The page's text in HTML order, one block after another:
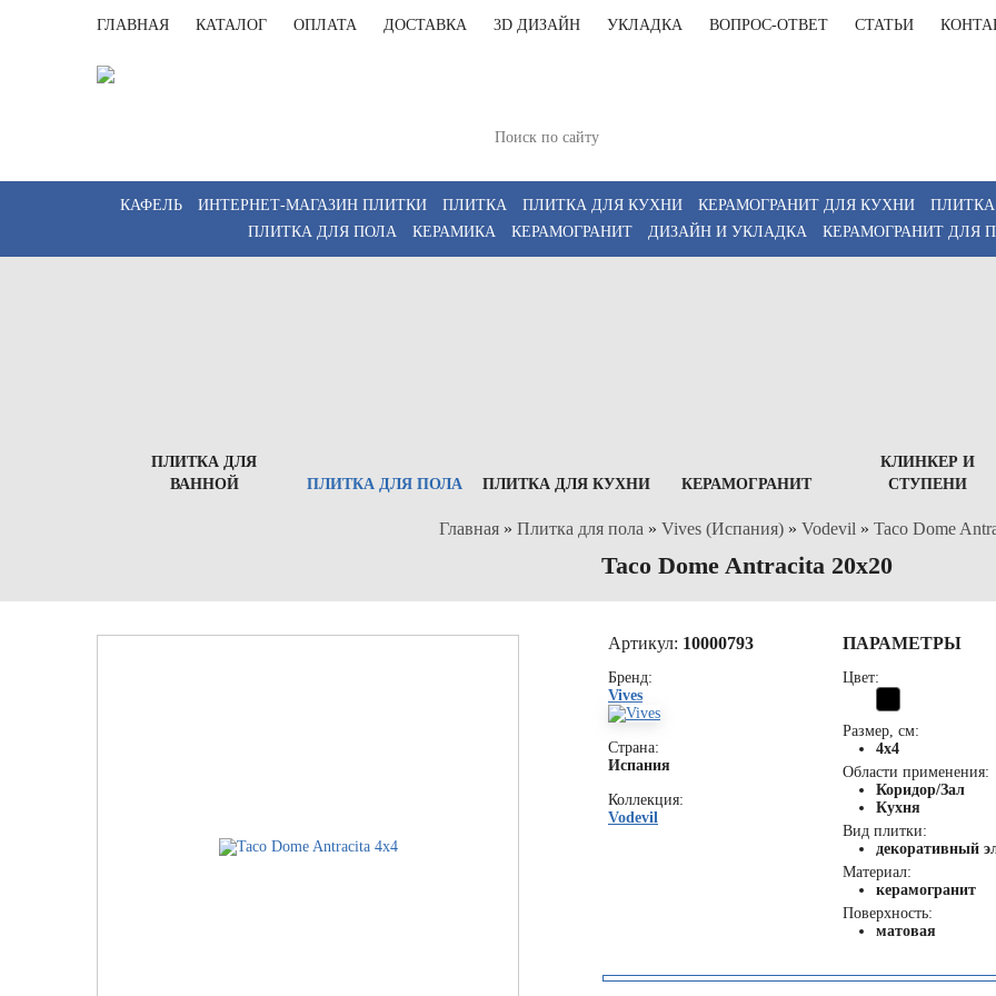
ГЛАВНАЯ КАТАЛОГ ОПЛАТА ДОСТАВКА 3D ДИЗАЙН УКЛАДКА ВОПРОС-ОТВЕТ СТАТЬИ
КАФЕЛЬ ИНТЕРНЕТ-МАГАЗИН ПЛИТКИ ПЛИТКА ПЛИТКА ДЛЯ КУХНИ КЕРАМОГРАНИТ ДЛЯ КУХНИ
ПЛИТКА ДЛЯ ПОЛА
КЕРАМИКА КЕРАМОГРАНИТ ДИЗАЙН И УКЛАДКА КЕРАМОГРАНИТ ДЛЯ
ПЛИТКА ДЛЯ
ВАННОЙ
ПЛИТКА ДЛЯ ПОЛА ПЛИТКА ДЛЯ КУХНИ КЕРАМОГРАНИТ
КЛИНКЕР И
СТУПЕНИ
Главная » Плитка для пола » Vives (Испания) » Vodevil » Taco Dome
Taco Dome Antracita 20x20
Артикул: 10000793
Бренд:
Vives
Страна:
Испания
Коллекция:
Vodevil
ПАРАМЕТРЫ
Цвет:
Размер, см:
4x4
Области применения:
Коридор/Зал
Кухня
Вид плитки:
декоративный
Материал:
керамогранит
Поверхность:
матовая